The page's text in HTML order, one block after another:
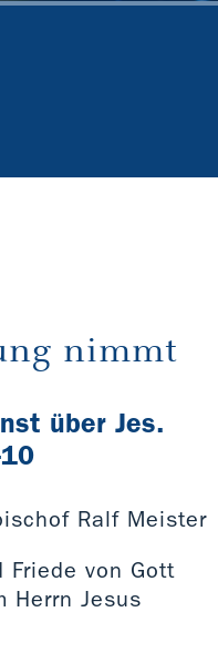
nimmt
über Jes.
Ralf Meister
Friede von Gott
Herrn Jesus